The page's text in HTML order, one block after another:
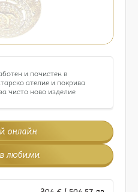
и почистен в
ателие и покрива
чисто ново изделие
онлайн
любими